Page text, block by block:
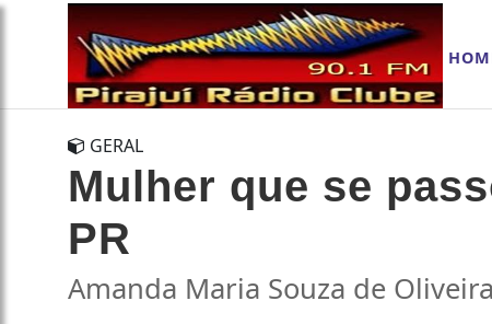
GERAL
Mulher que se
PR
Amanda Maria Souza de